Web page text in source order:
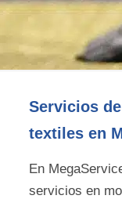
Servicios
textiles en
En
servicios en